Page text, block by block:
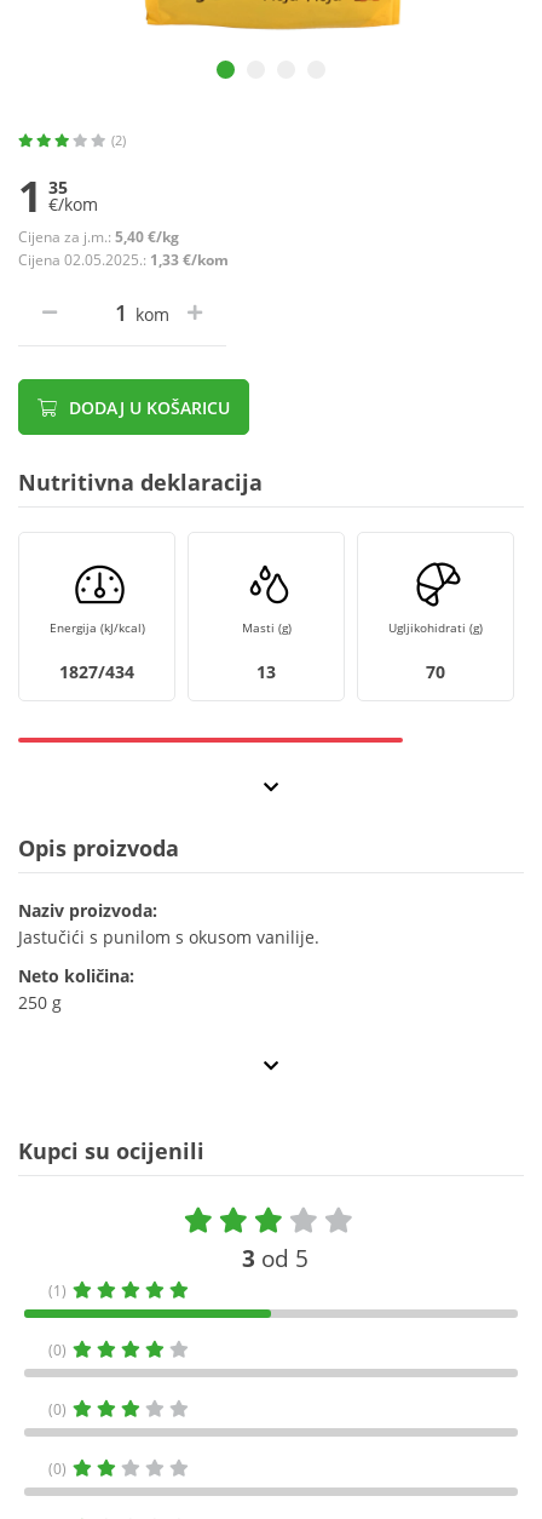
(2)
1 35
€/kom
Cijena za j.m.: 5,40 €/kg
Cijena 02.05.2025.: 1,33 €/kom
kom
DODAJ U KOŠARICU
Nutritivna deklaracija
Energija (kJ/kcal)
1827/434
Masti (g)
13
Ugljikohidrati (g)
70
Opis proizvoda
Naziv proizvoda:
Jastučići s punilom s okusom vanilije.
Neto količina:
250 g
Kupci su ocijenili
3 od 5
(1)
(0)
(0)
(0)